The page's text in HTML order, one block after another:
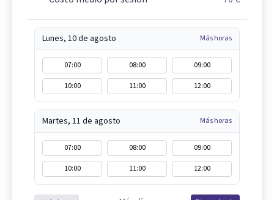
Lunes, 10 de agosto Más horas
07:00 08:00
09:00
10:00
11:00 12:00
Martes, 11 de agosto Más horas
07:00 08:00
09:00
10:00
11:00 12:00